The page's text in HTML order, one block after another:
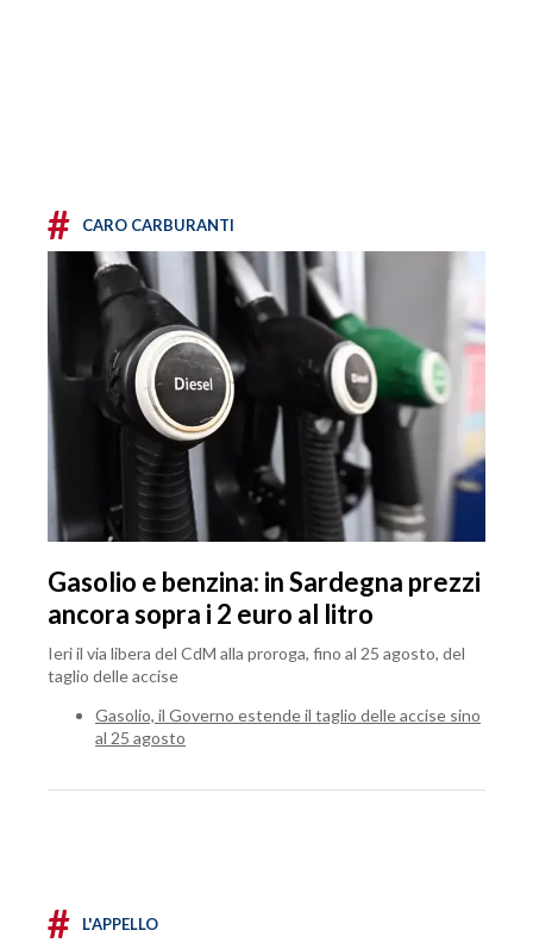
# CARO CARBURANTI
Gasolio e benzina: in Sardegna prezzi
ancora sopra i 2 euro al litro
Ieri il via libera del CdM alla proroga, fino al 25 agosto, del
taglio delle accise
Gasolio, il Governo estende il taglio delle accise sino
al 25 agosto
# L'APPELLO